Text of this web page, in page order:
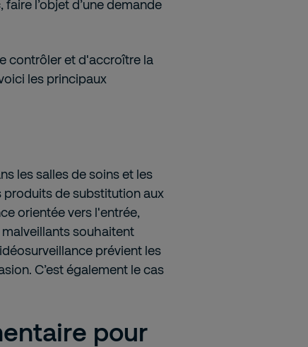
l’objet d’une demande
contrôler et d'accroître la
les principaux
les salles de soins et les
de substitution aux
orientée vers l'entrée,
souhaitent
prévient les
C’est également le cas
pour